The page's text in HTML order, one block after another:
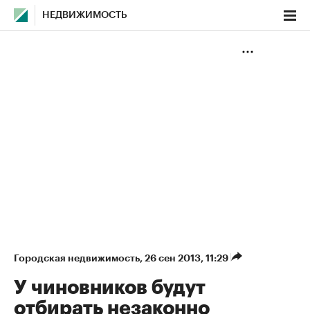
НЕДВИЖИМОСТЬ
Городская недвижимость⁠, 26 сен 2013, 11:29
У чиновников будут
отбирать незаконно